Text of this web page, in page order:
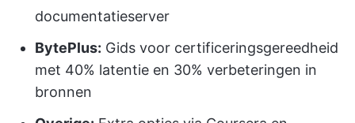
documentatieserver
BytePlus: Gids voor certificeringsgereedheid
met 40% latentie en 30% verbeteringen in
bronnen